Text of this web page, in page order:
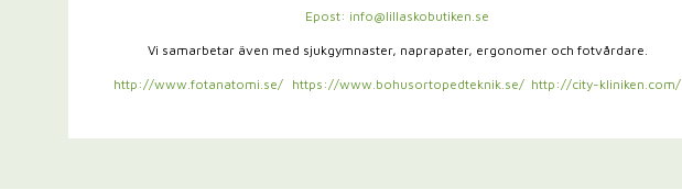
Epost: info@lillaskobutiken.se
Vi samarbetar även med sjukgymnaster, naprapater, ergonomer och fotvårdare.
http://www.fotanatomi.se/ https://www.bohusortopedteknik.se/ http://city-kliniken.com/